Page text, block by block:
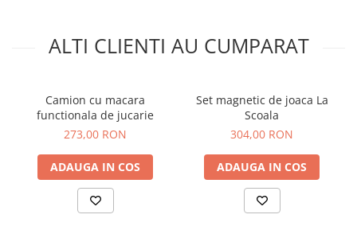
ALTI CLIENTI AU CUMPARAT
Camion cu macara
functionala de jucarie
273,00 RON
ADAUGA IN COS
Set magnetic de joaca La
Scoala
304,00 RON
ADAUGA IN COS